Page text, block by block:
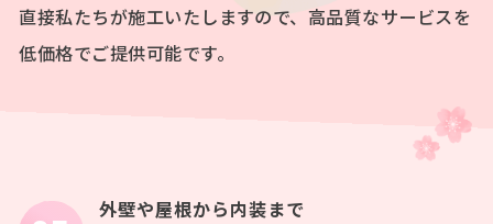
直接私たちが施工いたしますので、高品質なサービスを
低価格でご提供可能です。
外壁や屋根から内装まで